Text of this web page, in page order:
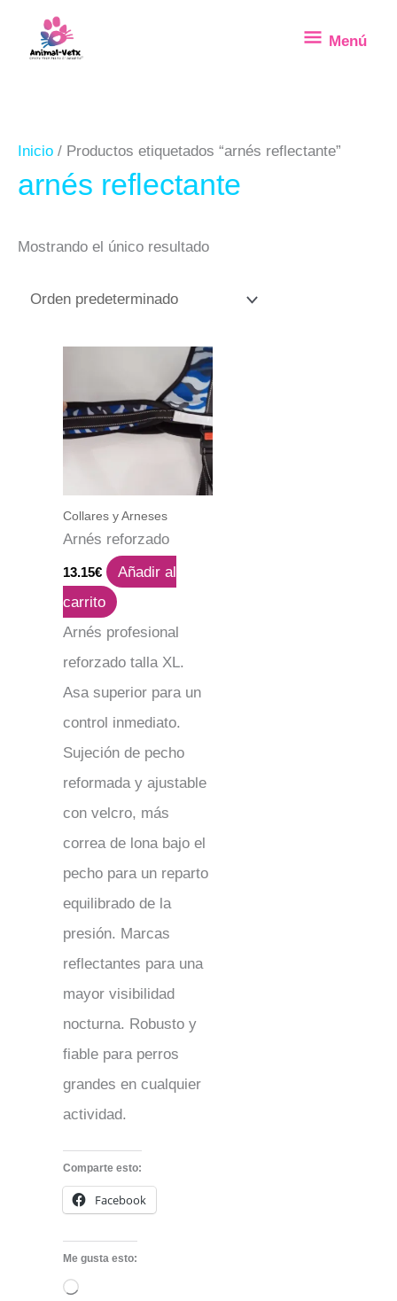
Menú
Inicio / Productos etiquetados “arnés reflectante”
arnés reflectante
Mostrando el único resultado
Collares y Arneses
Arnés reforzado
13.15€
Añadir al
carrito
Arnés profesional
reforzado talla XL.
Asa superior para un
control inmediato.
Sujeción de pecho
reformada y ajustable
con velcro, más
correa de lona bajo el
pecho para un reparto
equilibrado de la
presión. Marcas
reflectantes para una
mayor visibilidad
nocturna. Robusto y
fiable para perros
grandes en cualquier
actividad.
Comparte esto:
Facebook
Me gusta esto:
Cargando...